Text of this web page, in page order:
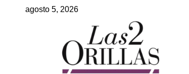
agosto 5, 2026